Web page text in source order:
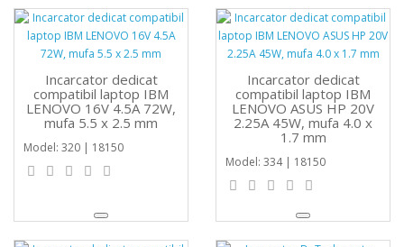
Incarcator dedicat
compatibil laptop IBM
LENOVO 16V 4.5A 72W,
mufa 5.5 x 2.5 mm
Model: 320 | 18150
Incarcator dedicat
compatibil laptop IBM
LENOVO ASUS HP 20V
2.25A 45W, mufa 4.0 x
1.7 mm
Model: 334 | 18150